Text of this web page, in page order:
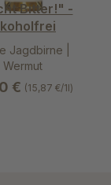
Bitter!" -
Jagdbirne |
Wermut
€ (15,87 €/1l)